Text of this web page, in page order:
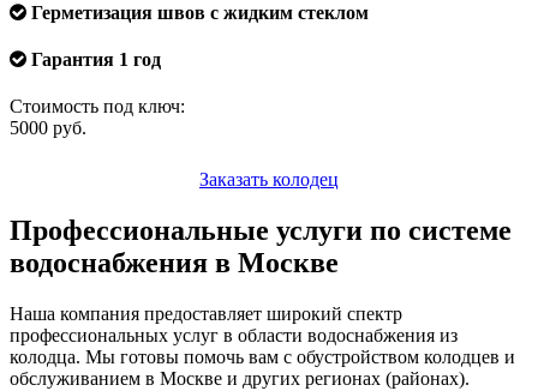
Герметизация швов с жидким стеклом
Гарантия 1 год
Стоимость под ключ:
5000 руб.
Заказать колодец
Профессиональные услуги по системе
водоснабжения в Москве
Наша компания предоставляет широкий спектр
профессиональных услуг в области водоснабжения из
колодца. Мы готовы помочь вам с обустройством колодцев и
обслуживанием в Москве и других регионах (районах).